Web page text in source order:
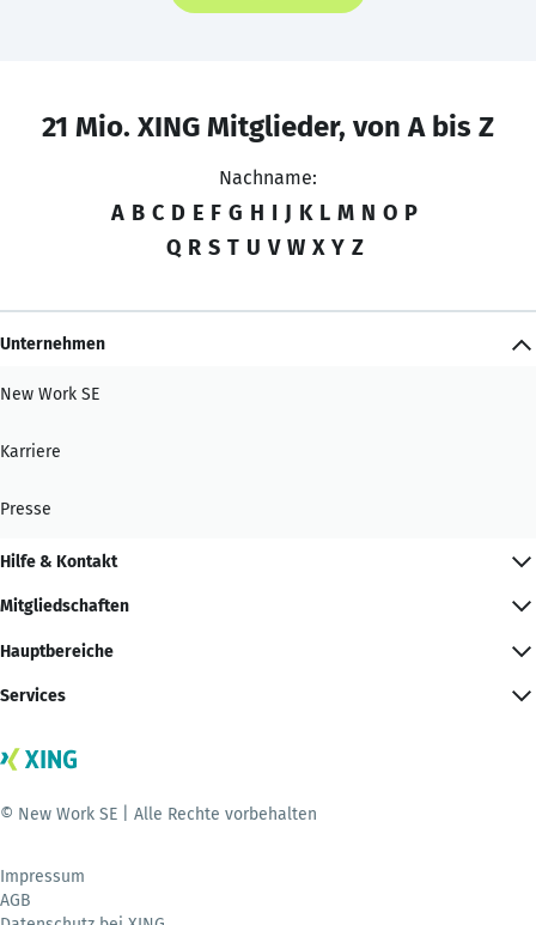
21 Mio. XING Mitglieder, von A bis Z
Nachname:
A B C D E F G H I J K L M N O P
Q R S T U V W X Y Z
Unternehmen
New Work SE
Karriere
Presse
Hilfe & Kontakt
Mitgliedschaften
Hauptbereiche
Services
© New Work SE | Alle Rechte vorbehalten
Impressum
AGB